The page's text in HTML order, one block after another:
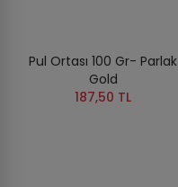
Pul Ortası 100 Gr- Parlak
Gold
187,50 TL